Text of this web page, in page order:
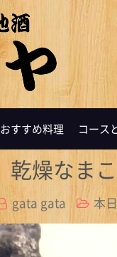
すすめ料理 コース
燥なまこ
gata gata 本